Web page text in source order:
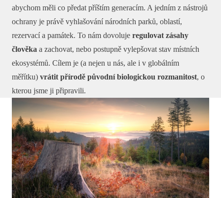
abychom měli co předat příštím generacím. A jedním z nástrojů
ochrany je právě vyhlašování národních parků, oblastí,
rezervací a památek. To nám dovoluje regulovat zásahy
člověka a zachovat, nebo postupně vylepšovat stav místních
ekosystémů. Cílem je (a nejen u nás, ale i v globálním
měřítku) vrátit přírodě původní biologickou rozmanitost, o
kterou jsme ji připravili.